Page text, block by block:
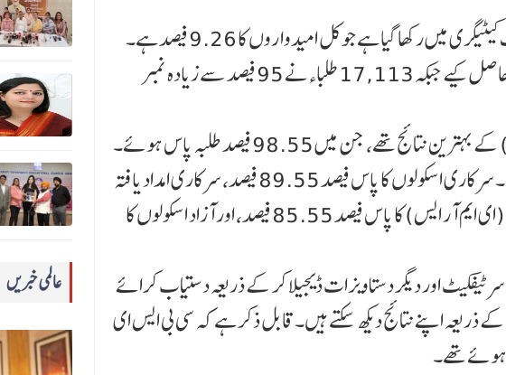
عالمی خبریں
بورڈ نے رپورٹ کیا کہ اس سال 163,800 طلباءکو کمپارٹمنٹ کیٹیگری میں رکھا گیا ہے جو کل امیدوا روں کا 9.26 فیصد ہے۔
مزید برآں، 94,028 طلباءنے 90 فیصد یا اس سے زیادہ نمبر حاصل کیے جبکہ 17,113 طلباءنے 95 فیصد سے زیادہ نمبر
اسکول کی کارکردگی کے حوالے سے، کیندریہ ودیالیوں (کے وی ) کے بہترین نتائج تھے، جن میں 98.55 فیصد طلبہ پاس ہوئے۔
جواہر نوودیہ ودیالیہ (جے این وی) کا پاس فیصد 98.47 فیصد رہا۔ سرکاری اسکولوں کا پاس فیصد 89.55 فیصد، سرکاری امداد یافتہ
اسکولوں کا پاس فیصد 86.07 فیصد، ایکلویہ ماڈل رہائشی اسکولوں (ای ایم آر ایس) کا پاس فیصد 85.55 فیصد، اور آزاد اسکولوں کا
اور دیگر دستاویزات ڈیجیلا کر کے ذریعہ دستیاب کرائے
ذریعہ اپنے نتائج دیکھ سکتے ہیں۔قابل ذکر ہے کہ سی بی ایس ای